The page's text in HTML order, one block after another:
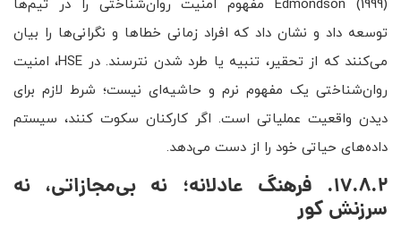
Edmondson (1999) مفهوم امنیت روان‌شناختی را در تیم‌ها
توسعه داد و نشان داد که افراد زمانی خطاها و نگرانی‌ها را بیان
می‌کنند که از تحقیر، تنبیه یا طرد شدن نترسند. در HSE، امنیت
روان‌شناختی یک مفهوم نرم و حاشیه‌ای نیست؛ شرط لازم برای
دیدن واقعیت عملیاتی است. اگر کارکنان سکوت کنند، سیستم
داده‌های حیاتی خود را از دست می‌دهد.
17.8.2. فرهنگ عادلانه؛ نه بی‌مجازاتی، نه
سرزنش کور